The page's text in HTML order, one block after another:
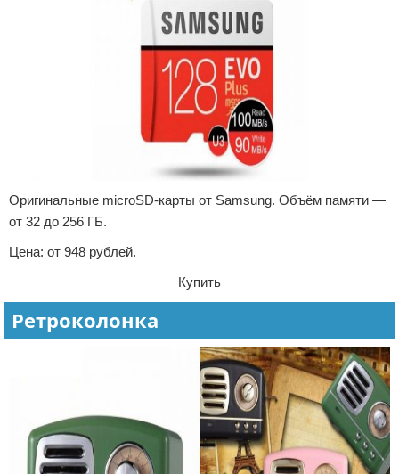
Оригинальные microSD-карты от Samsung. Объём памяти —
от 32 до 256 ГБ.
Цена: от 948 рублей.
Купить
Ретроколонка